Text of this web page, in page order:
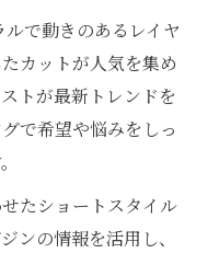
で動きのあるレイヤ
カットが人気を集め
トが最新トレンドを
で希望や悩みをしっ
たショートスタイル
ンの情報を活用し、